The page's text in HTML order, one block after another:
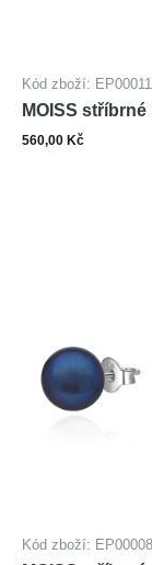
Kód zboží:
MOISS
560,00 Kč
Kód zboží: